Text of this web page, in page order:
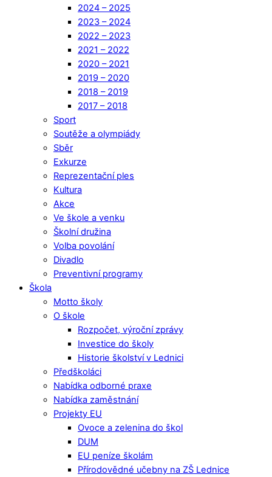
2024 – 2025
2023 – 2024
2022 – 2023
2021 – 2022
2020 – 2021
2019 – 2020
2018 – 2019
2017 – 2018
Sport
Soutěže a olympiády
Sběr
Exkurze
Reprezentační ples
Kultura
Akce
Ve škole a venku
Školní družina
Volba povolání
Divadlo
Preventivní programy
Škola
Motto školy
O škole
Rozpočet, výroční zprávy
Investice do školy
Historie školství v Lednici
Předškoláci
Nabídka odborné praxe
Nabídka zaměstnání
Projekty EU
Ovoce a zelenina do škol
DUM
EU peníze školám
Přírodovědné učebny na ZŠ Lednice